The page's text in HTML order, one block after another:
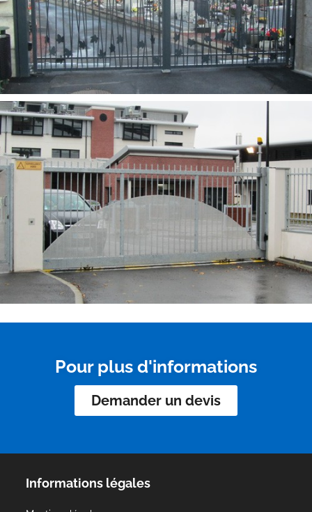
Pour plus d'informations
Demander un devis
Informations légales